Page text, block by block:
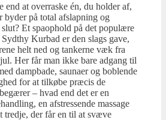
end at overraske én, du holder af,
byder på total afslapning og
Et spaophold på det populære
Kurbad er den slags gave,
helt ned og tankerne væk fra
Her får man ikke bare adgang til
dampbade, saunaer og boblende
for at tilkøbe præcis de
– hvad end det er en
en afstressende massage
tredje, der får en til at svæve